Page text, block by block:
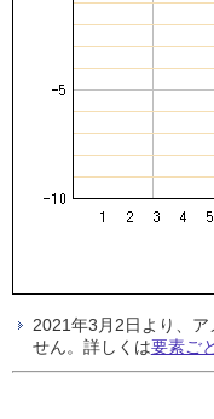
2021年3月2日より、
せん。詳しくは要素ご